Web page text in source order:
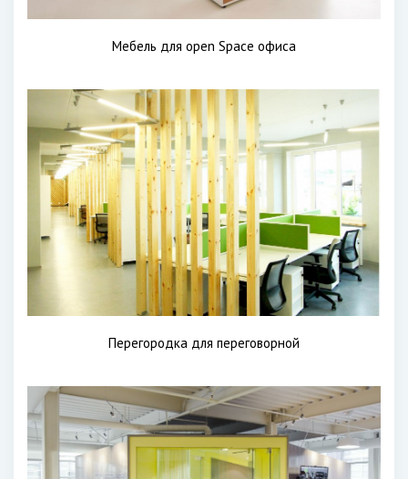
Мебель для open Space офиса
Перегородка для переговорной